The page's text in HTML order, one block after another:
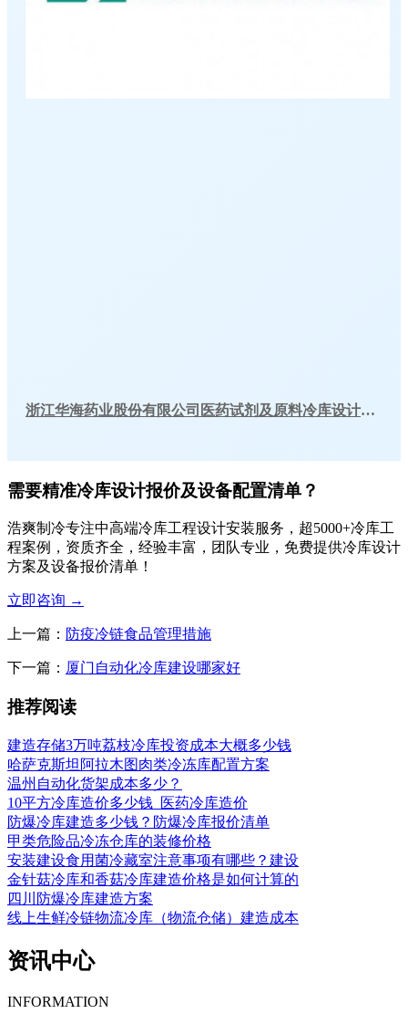
浙江华海药业股份有限公司医药试剂及原料冷库设计建造
需要精准冷库设计报价及设备配置清单？
浩爽制冷专注中高端冷库工程设计安装服务，超5000+冷库工
程案例，资质齐全，经验丰富，团队专业，免费提供冷库设计
方案及设备报价清单！
立即咨询 →
上一篇： 防疫冷链食品管理措施
下一篇： 厦门自动化冷库建设哪家好
推荐阅读
建造存储3万吨荔枝冷库投资成本大概多少钱
哈萨克斯坦阿拉木图肉类冷冻库配置方案
温州自动化货架成本多少？
10平方冷库造价多少钱_医药冷库造价
防爆冷库建造多少钱？防爆冷库报价清单
甲类危险品冷冻仓库的装修价格
安装建设食用菌冷藏室注意事项有哪些？建设
金针菇冷库和香菇冷库建造价格是如何计算的
四川防爆冷库建造方案
线上生鲜冷链物流冷库（物流仓储）建造成本
资讯中心
INFORMATION